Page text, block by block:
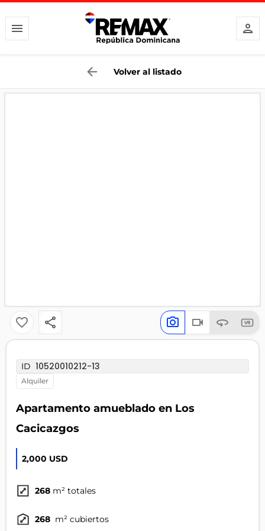
Volver al listado
ID 10520010212-13
alquiler
Apartamento amueblado en Los
Cacicazgos
2,000 USD
268 m² totales
268 m² cubiertos